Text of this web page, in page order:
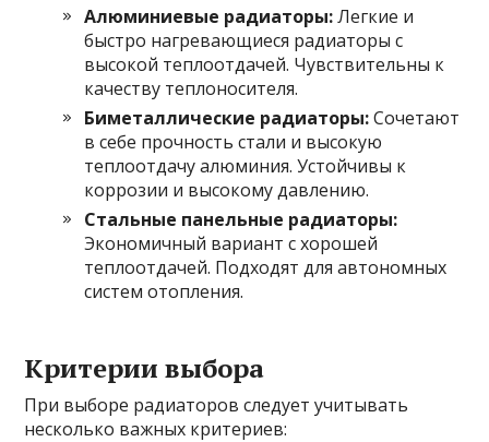
Алюминиевые радиаторы:Легкие и
быстро нагревающиеся радиаторы с
высокой теплоотдачей. Чувствительны к
качеству теплоносителя.
Биметаллические радиаторы:Сочетают
в себе прочность стали и высокую
теплоотдачу алюминия. Устойчивы к
коррозии и высокому давлению.
Стальные панельные радиаторы:
Экономичный вариант с хорошей
теплоотдачей. Подходят для автономных
систем отопления.
Критерии выбора
При выборе радиаторов следует учитывать
несколько важных критериев: